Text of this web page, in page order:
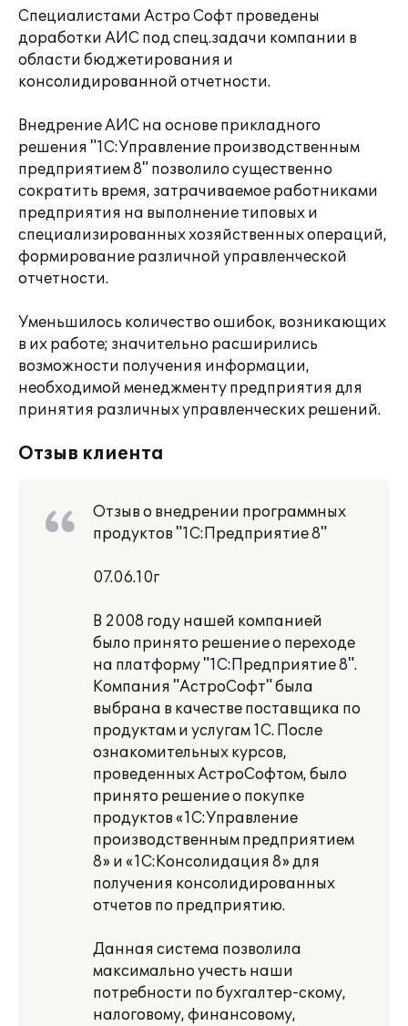
Специалистами Астро Софт проведены
доработки АИС под спец.задачи компании в
области бюджетирования и
консолидированной отчетности.
Внедрение АИС на основе прикладного
решения "1С:Управление производственным
предприятием 8" позволило существенно
сократить время, затрачиваемое работниками
предприятия на выполнение типовых и
специализированных хозяйственных операций,
формирование различной управленческой
отчетности.
Уменьшилось количество ошибок, возникающих
в их работе; значительно расширились
возможности получения информации,
необходимой менеджменту предприятия для
принятия различных управленческих решений.
Отзыв клиента
Отзыв о внедрении программных
продуктов "1С:Предприятие 8"
07.06.10г
В 2008 году нашей компанией
было принято решение о переходе
на платформу "1С:Предприятие 8".
Компания "АстроСофт" была
выбрана в качестве поставщика по
продуктам и услугам 1С. После
ознакомительных курсов,
проведенных АстроСофтом, было
принято решение о покупке
продуктов «1С:Управление
производственным предприятием
8» и «1С:Консолидация 8» для
получения консолидированных
отчетов по предприятию.
Данная система позволила
максимально учесть наши
потребности по бухгалтер-скому,
налоговому, финансовому,